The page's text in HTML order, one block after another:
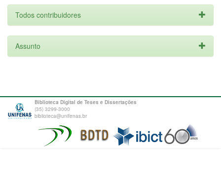
Todos contribuidores
Assunto
Biblioteca Digital de Teses e Dissertações
(35) 3299-3000
biblioteca@unifenas.br